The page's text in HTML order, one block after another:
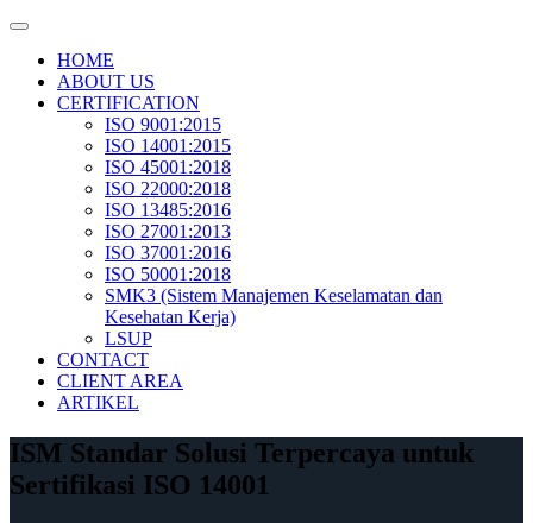
Skip
contentHOME
ABOUT US
CERTIFICATION
ISO 9001:2015
ISO 14001:2015
ISO 45001:2018
ISO 22000:2018
ISO 13485:2016
ISO 27001:2013
ISO 37001:2016
ISO 50001:2018
SMK3 (Sistem Manajemen Keselamatan dan
Kesehatan Kerja)
LSUP
CONTACT
CLIENT AREA
ARTIKEL
ISM Standar Solusi Terpercaya untuk
Sertifikasi ISO 14001